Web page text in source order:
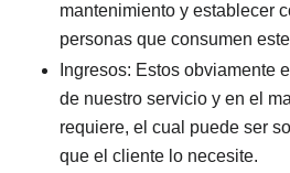
mantenimiento y establecer
personas que consumen
Ingresos: Estos obviamente
de nuestro servicio y en el
requiere, el cual puede ser
que el cliente lo necesite.